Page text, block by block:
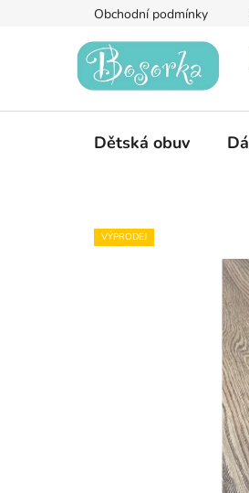
Obchodní podmínky
Dětská obuv
VÝPRODEJ